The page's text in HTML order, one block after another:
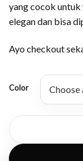
yang cocok untuk
elegan dan bisa
Ayo checkout
Color